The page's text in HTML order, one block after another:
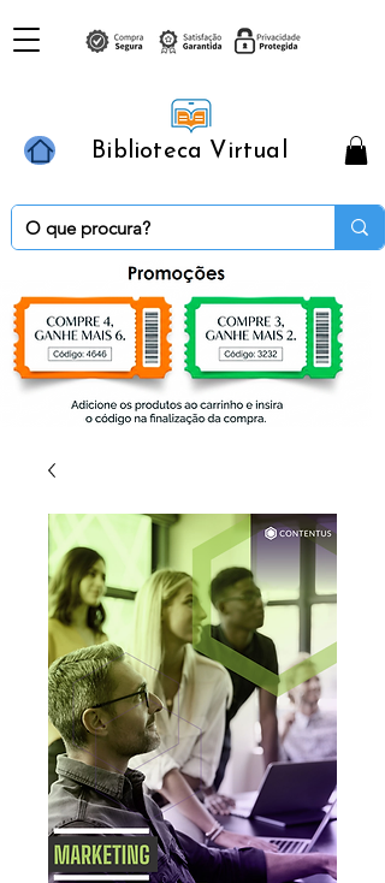
Biblioteca Virtual